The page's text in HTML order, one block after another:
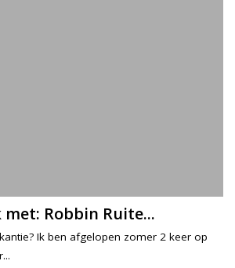
Robbin Ruite...
Ik ben afgelopen zomer 2 keer op